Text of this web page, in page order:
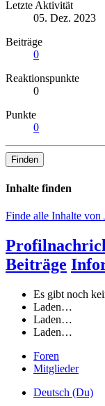
Letzte Aktivität
05. Dez. 2023
Beiträge
0
Reaktionspunkte
0
Punkte
0
Finden
Inhalte finden
Finde alle Inhalte von
Beiträge
Es gibt noch
Laden…
Laden…
Laden…
Foren
Mitglieder
Deutsch (Du)